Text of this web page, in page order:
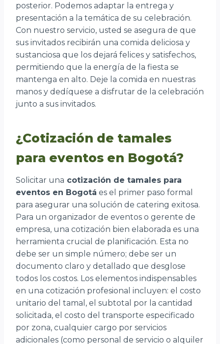
posterior. Podemos adaptar la entrega y
presentación a la temática de su celebración.
Con nuestro servicio, usted se asegura de que
sus invitados recibirán una comida deliciosa y
sustanciosa que los dejará felices y satisfechos,
permitiendo que la energía de la fiesta se
mantenga en alto. Deje la comida en nuestras
manos y dedíquese a disfrutar de la celebración
junto a sus invitados.
¿Cotización de tamales
para eventos en Bogotá?
Solicitar una cotización de tamales para
eventos en Bogotá es el primer paso formal
para asegurar una solución de catering exitosa.
Para un organizador de eventos o gerente de
empresa, una cotización bien elaborada es una
herramienta crucial de planificación. Esta no
debe ser un simple número; debe ser un
documento claro y detallado que desglose
todos los costos. Los elementos indispensables
en una cotización profesional incluyen: el costo
unitario del tamal, el subtotal por la cantidad
solicitada, el costo del transporte especificado
por zona, cualquier cargo por servicios
adicionales (como personal de servicio o alquiler